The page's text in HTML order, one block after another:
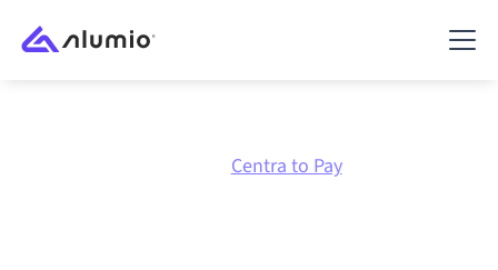
Centra to Pay